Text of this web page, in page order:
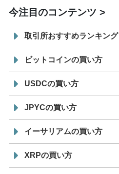
今注目のコンテンツ
取引所おすすめランキング
ビットコインの買い方
USDCの買い方
JPYCの買い方
イーサリアムの買い方
XRPの買い方